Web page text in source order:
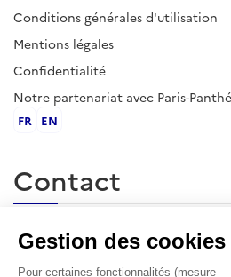
Conditions générales d'utilisation
Mentions légales
Confidentialité
Notre partenariat avec Paris-
FR EN
Contact